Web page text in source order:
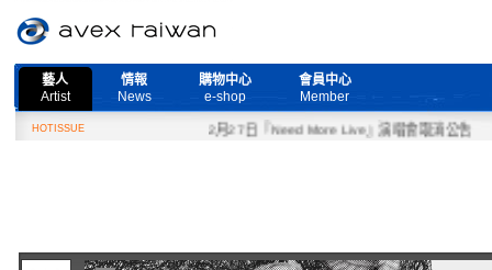
藝人
Artist
情報
News
購物中心
e-shop
會員中心
Member
HOTISSUE 2月27日『Need More Live』演唱會取消公告